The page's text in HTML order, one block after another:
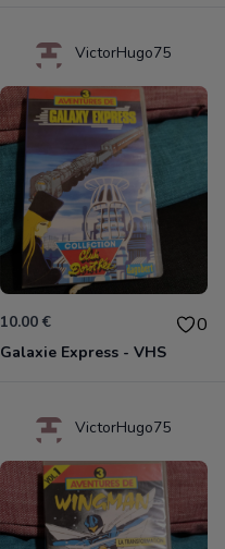
VictorHugo75
10.00 € 0
Galaxie Express - VHS
VictorHugo75